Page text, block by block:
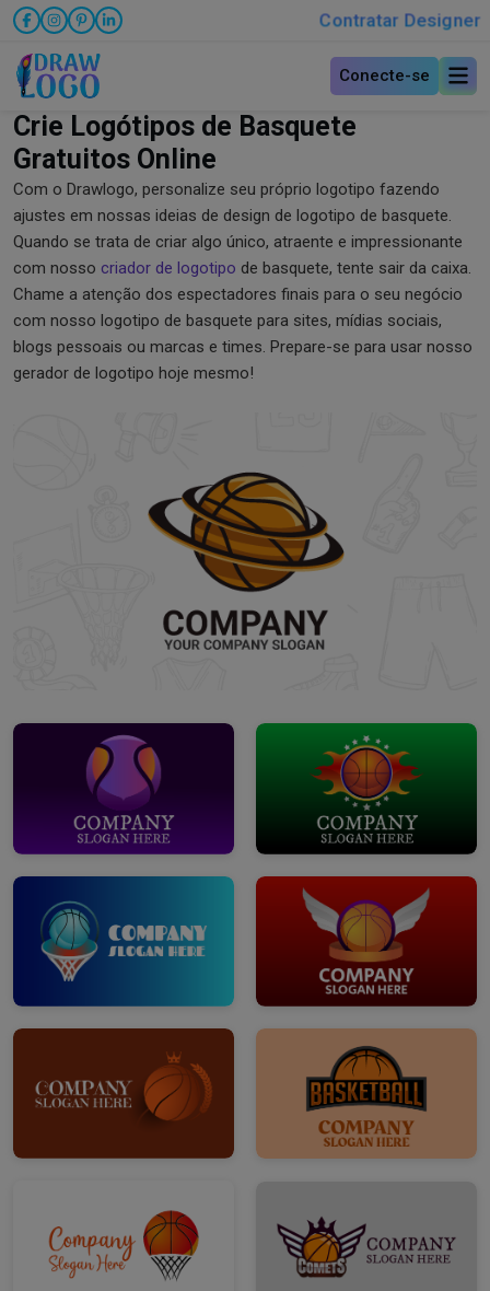
Contratar Designer
Conecte-se
Crie Logótipos de Basquete
Gratuitos Online
Com o Drawlogo, personalize seu próprio logotipo fazendo
ajustes em nossas ideias de design de logotipo de basquete.
Quando se trata de criar algo único, atraente e impressionante
com nosso criador de logotipo de basquete, tente sair da caixa.
Chame a atenção dos espectadores finais para o seu negócio
com nosso logotipo de basquete para sites, mídias sociais,
blogs pessoais ou marcas e times. Prepare-se para usar nosso
gerador de logotipo hoje mesmo!